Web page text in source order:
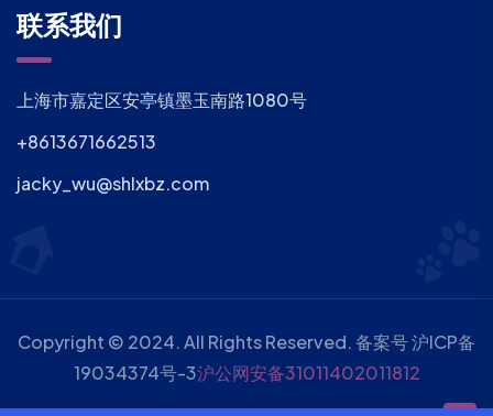
联系我们
上海市嘉定区安亭镇墨玉南路1080号
+8613671662513
jacky_wu@shlxbz.com
Copyright © 2024. All Rights Reserved. 备案号沪ICP备
19034374号-3沪公网安备31011402011812